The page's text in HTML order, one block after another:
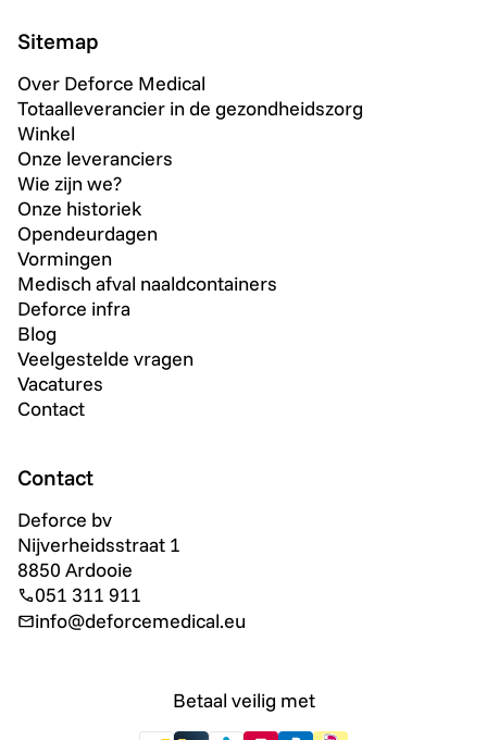
Sitemap
Over Deforce Medical
Totaalleverancier in de gezondheidszorg
Winkel
Onze leveranciers
Wie zijn we?
Onze historiek
Opendeurdagen
Vormingen
Medisch afval naaldcontainers
Deforce infra
Blog
Veelgestelde vragen
Vacatures
Contact
Contact
Deforce bv
Nijverheidsstraat 1
8850 Ardooie
051 311 911
info@deforcemedical.eu
Betaal veilig met